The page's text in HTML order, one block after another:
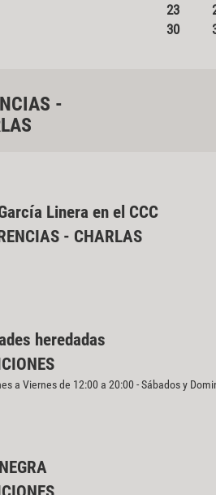
23
30
-
Linera en el CCC
- CHARLAS
heredadas
a Viernes de 12:00 a 20:00 - Sábados y